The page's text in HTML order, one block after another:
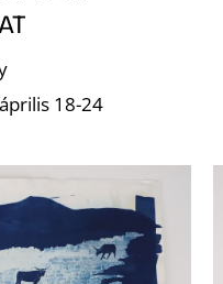
18-24